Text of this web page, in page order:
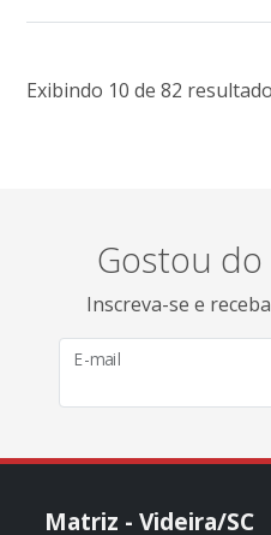
Exibindo 10 de 82
Gostou
Inscreva-se e
E-mail
Matriz - Videira/SC